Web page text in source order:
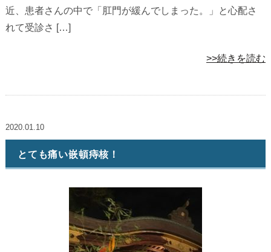
近、患者さんの中で「肛門が緩んでしまった。」と心配さ
れて受診さ […]
>>続きを読む
2020.01.10
とても痛い嵌頓痔核！